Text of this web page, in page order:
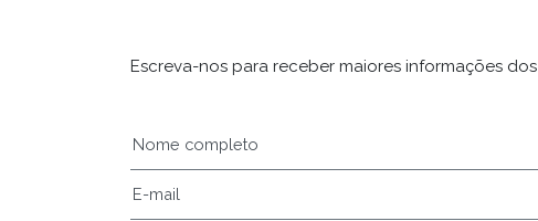
Escreva-nos para receber maiores informações dos